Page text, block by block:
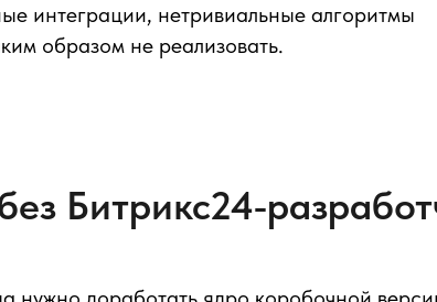
интеграции, нетривиальные алгоритмы
образом не реализовать.